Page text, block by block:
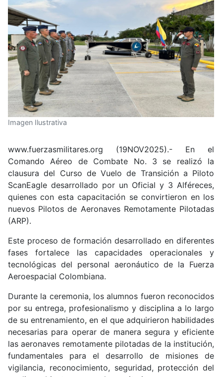
Imagen Ilustrativa
www.fuerzasmilitares.org (19NOV2025).- En el
Comando Aéreo de Combate No. 3 se realizó la
clausura del Curso de Vuelo de Transición a Piloto
ScanEagle desarrollado por un Oficial y 3 Alféreces,
quienes con esta capacitación se convirtieron en los
nuevos Pilotos de Aeronaves Remotamente Pilotadas
(ARP).
Este proceso de formación desarrollado en diferentes
fases fortalece las capacidades operacionales y
tecnológicas del personal aeronáutico de la Fuerza
Aeroespacial Colombiana.
Durante la ceremonia, los alumnos fueron reconocidos
por su entrega, profesionalismo y disciplina a lo largo
de su entrenamiento, en el que adquirieron habilidades
necesarias para operar de manera segura y eficiente
las aeronaves remotamente pilotadas de la institución,
fundamentales para el desarrollo de misiones de
vigilancia, reconocimiento, seguridad, protección del